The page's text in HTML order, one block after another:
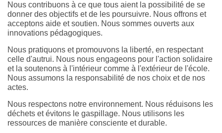
Nous contribuons à ce que tous aient la possibilité de se
donner des objectifs et de les poursuivre. Nous offrons et
acceptons aide et soutien. Nous sommes ouverts aux
innovations pédagogiques.
Nous pratiquons et promouvons la liberté, en respectant
celle d'autrui. Nous nous engageons pour l'action solidaire
et la soutenons à l'intérieur comme à l'extérieur de l'école.
Nous assumons la responsabilité de nos choix et de nos
actes.
Nous respectons notre environnement. Nous réduisons les
déchets et évitons le gaspillage. Nous utilisons les
ressources de manière consciente et durable.